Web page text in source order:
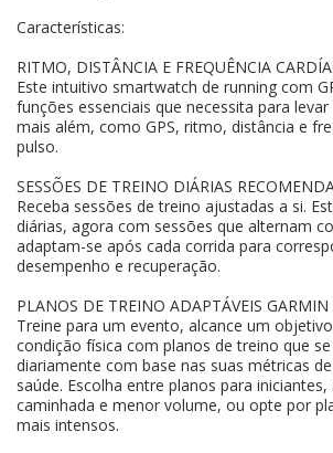
Características:
RITMO, DISTÂNCIA E FREQUÊNCIA
Este intuitivo smartwatch de running com
funções essenciais que necessita para
mais além, como GPS, ritmo, distância e
pulso.
SESSÕES DE TREINO DIÁRIAS
Receba sessões de treino ajustadas a si.
diárias, agora com sessões que alternam
adaptam-se após cada corrida para
desempenho e recuperação.
PLANOS DE TREINO ADAPTÁVEIS GARMIN
Treine para um evento, alcance um
condição física com planos de treino que
diariamente com base nas suas métricas
saúde. Escolha entre planos para
caminhada e menor volume, ou opte por
mais intensos.